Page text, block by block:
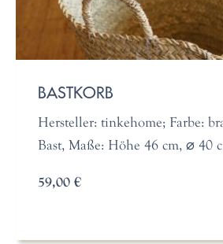
BASTKORB
Hersteller: tinkehome; Farbe:
Bast, Maße: Höhe 46 cm, ⌀ 40
59,00 €